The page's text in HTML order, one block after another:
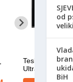
od
BiH